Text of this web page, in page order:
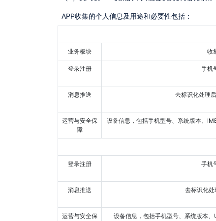
APP收集的个人信息及用途和必要性包括：
业务板块
登录注册 手
消息推送 去标识化处理
运营与安全保
障
设备信息，包括手机型号、系统版本、IMEI、Androidld、OAID （应用匿名标识）软件版本号、操
登录注册 手
消息推送 去标识化
运营与安全保
设备信息，包括手机型号、系统版本